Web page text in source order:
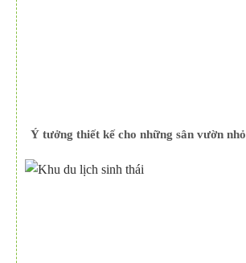
Ý tưởng thiết kế cho những sân vườn nhỏ